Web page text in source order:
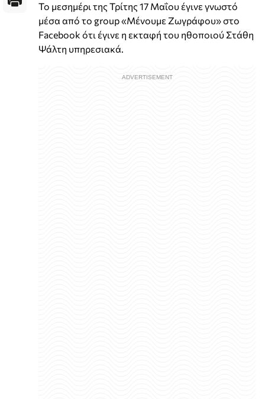
Το μεσημέρι της Τρίτης 17 Μαΐου έγινε γνωστό
μέσα από το group «Μένουμε Ζωγράφου» στο
Facebook ότι έγινε η εκταφή του ηθοποιού Στάθη
Ψάλτη υπηρεσιακά.